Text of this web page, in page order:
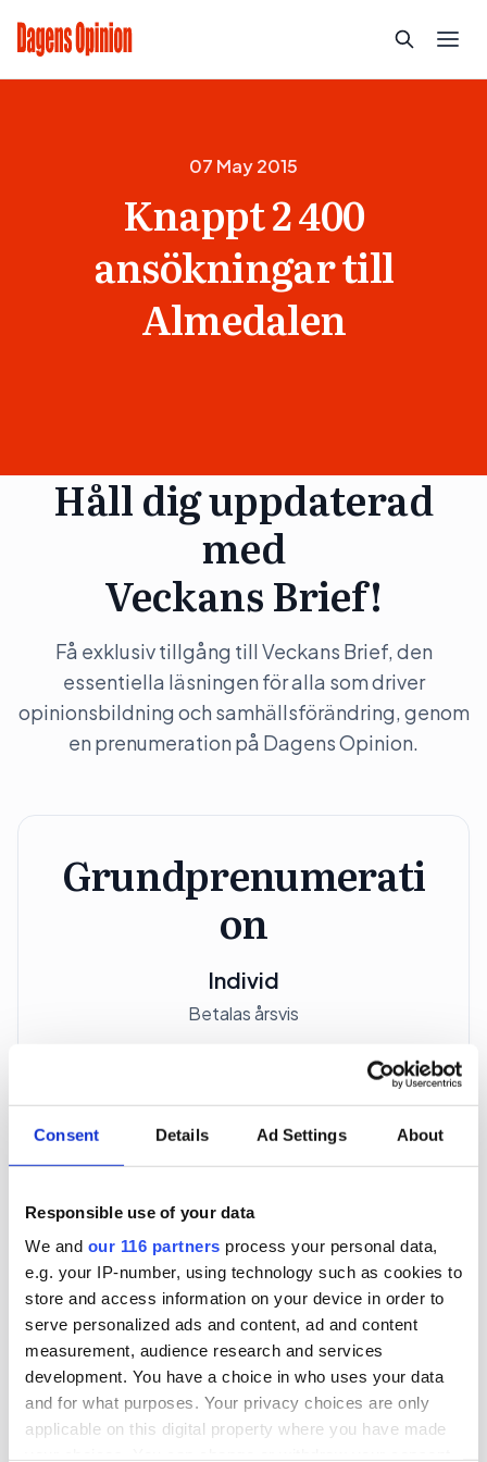
Consent Details Ad Settings About
Responsible use of your data
We and our 116 partners process your personal data,
e.g. your IP-number, using technology such as cookies to
store and access information on your device in order to
serve personalized ads and content, ad and content
measurement, audience research and services
development. You have a choice in who uses your data
and for what purposes. Your privacy choices are only
applicable on this digital property where you have made
07 May 2015
Knappt 2 400
ansökningar till
Almedalen
Håll dig uppdaterad
med
Veckans Brief!
Få exklusiv tillgång till Veckans Brief, den
essentiella läsningen för alla som driver
opinionsbildning och samhällsförändring, genom
en prenumeration på Dagens Opinion.
Grundprenumerati
on
Individ
Betalas årsvis
För en mottagare
40 utgåvor under ett år
*Moms (6 %) ingår i alla priser.